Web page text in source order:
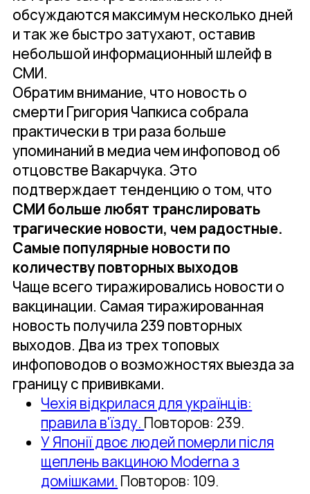
обсуждаются максимум несколько дней
и так же быстро затухают, оставив
небольшой информационный шлейф в
СМИ.
Обратим внимание, что новость о
смерти Григория Чапкиса собрала
практически в три раза больше
упоминаний в медиа чем инфоповод об
отцовстве Вакарчука. Это
подтверждает тенденцию о том, что
СМИ больше любят транслировать
трагические новости, чем радостные.
Самые популярные новости по
количеству повторных выходов
Чаще всего тиражировались новости о
вакцинации. Самая тиражированная
новость получила 239 повторных
выходов. Два из трех топовых
инфоповодов о возможностях выезда за
границу с прививками.
Чехія відкрилася для українців:
правила в'їзду. Повторов: 239.
У Японії двоє людей померли після
щеплень вакциною Moderna з
домішками. Повторов: 109.